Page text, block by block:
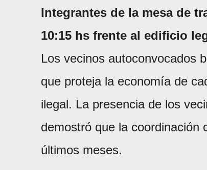
Integrantes de la mesa de
10:15 hs frente al edificio
Los vecinos autoconvocados
que proteja la economía de
ilegal. La presencia de los
demostró que la coordinación
últimos meses.